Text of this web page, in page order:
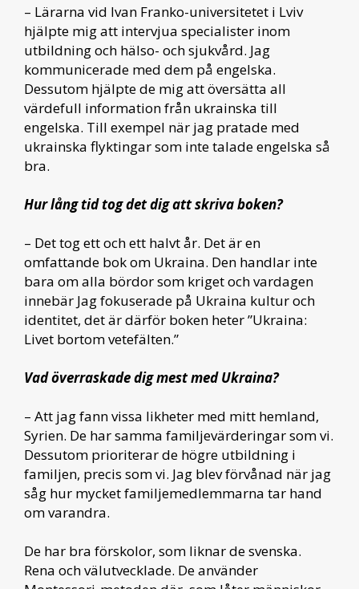
– Lärarna vid Ivan Franko-universitetet i Lviv
hjälpte mig att intervjua specialister inom
utbildning och hälso- och sjukvård. Jag
kommunicerade med dem på engelska.
Dessutom hjälpte de mig att översätta all
värdefull information från ukrainska till
engelska. Till exempel när jag pratade med
ukrainska flyktingar som inte talade engelska så
bra.
Hur lång tid tog det dig att skriva boken?
– Det tog ett och ett halvt år. Det är en
omfattande bok om Ukraina. Den handlar inte
bara om alla bördor som kriget och vardagen
innebär Jag fokuserade på Ukraina kultur och
identitet, det är därför boken heter ”Ukraina:
Livet bortom vetefälten.”
Vad överraskade dig mest med Ukraina?
– Att jag fann vissa likheter med mitt hemland,
Syrien. De har samma familjevärderingar som vi.
Dessutom prioriterar de högre utbildning i
familjen, precis som vi. Jag blev förvånad när jag
såg hur mycket familjemedlemmarna tar hand
om varandra.
De har bra förskolor, som liknar de svenska.
Rena och välutvecklade. De använder